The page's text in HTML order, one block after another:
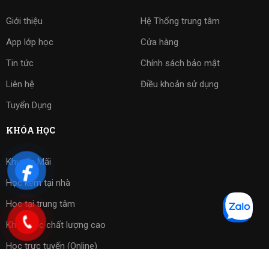
Giới thiệu
App lớp học
Tin tức
Liên hệ
Tuyển Dụng
Hệ Thống trung tâm
Cửa hàng
Chính sách bảo mật
Điều khoản sử dụng
KHÓA HỌC
Khuyến Mãi
Học kèm tại nhà
Học tại trung tâm
Khóa học chất lượng cao
Học trực tuyến (Online)